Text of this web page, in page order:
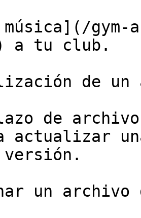
gym-
a tu club.
de un
de
actualizar
un archivo